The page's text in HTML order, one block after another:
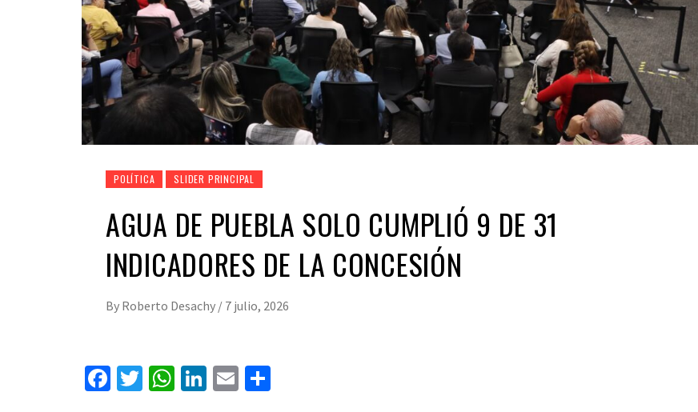
POLÍTICA SLIDER PRINCIPAL
AGUA DE PUEBLA SOLO CUMPLIÓ 9 DE 31
INDICADORES DE LA CONCESIÓN
By Roberto Desachy / 7 julio, 2026
Facebook
Twitter
WhatsApp
LinkedIn
Email